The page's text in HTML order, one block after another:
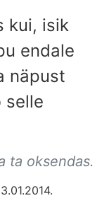
kui, isik
endale
näpust
selle
ta oksendas.